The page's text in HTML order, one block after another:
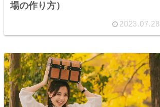
場の作り方）
2023.07.28